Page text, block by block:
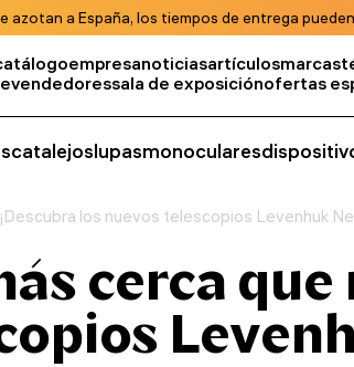
azotan a España, los tiempos de entrega
empresanoticiasartículosmarcas
sala de exposiciónofertas
catalejoslupasmonoculares
los nuevos telescopios Levenhuk
cerca que